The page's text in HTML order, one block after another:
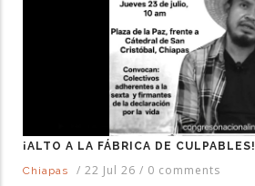
¡ALTO A LA FÁBRICA DE CULPABLES!
Chiapas
/ 22 Jul 26 / 0 comments